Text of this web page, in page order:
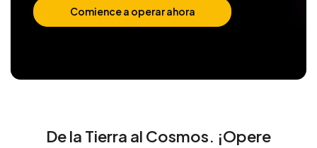
Comience a operar ahora
De la Tierra al Cosmos. ¡Opere